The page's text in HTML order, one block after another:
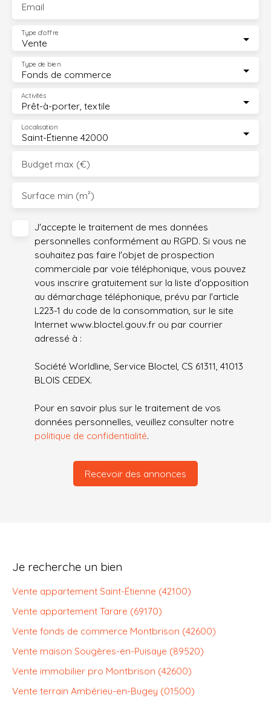
Email
Vente
Type d'offre
Fonds de commerce
Type de bien
Prêt-à-porter, textile
Activités
Saint-Étienne 42000
Localisation
Budget max (€)
Surface min (m²)
J'accepte le traitement de mes données
personnelles conformément au RGPD. Si vous ne
souhaitez pas faire l'objet de prospection
commerciale par voie téléphonique, vous pouvez
vous inscrire gratuitement sur la liste d'opposition
au démarchage téléphonique, prévu par l'article
L223-1 du code de la consommation, sur le site
Internet www.bloctel.gouv.fr ou par courrier
adressé à :
Société Worldline, Service Bloctel, CS 61311, 41013
BLOIS CEDEX.
Pour en savoir plus sur le traitement de vos
données personnelles, veuillez consulter notre
politique de confidentialité.
Recevoir des annonces
Je recherche un bien
Vente appartement Saint-Étienne (42100)
Vente appartement Tarare (69170)
Vente fonds de commerce Montbrison (42600)
Vente maison Sougères-en-Puisaye (89520)
Vente immobilier pro Montbrison (42600)
Vente terrain Ambérieu-en-Bugey (01500)